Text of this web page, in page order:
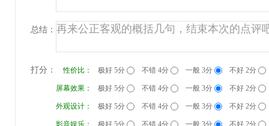
总结：
打分： 性价比： 极好 5分 不错 4分 一般 3分 不好 2分
屏幕效果： 极好 5分 不错 4分 一般 3分 不好 2分
外观设计： 极好 5分 不错 4分 一般 3分 不好 2分
影音娱乐： 极好 5分 不错 4分 一般 3分 不好 2分